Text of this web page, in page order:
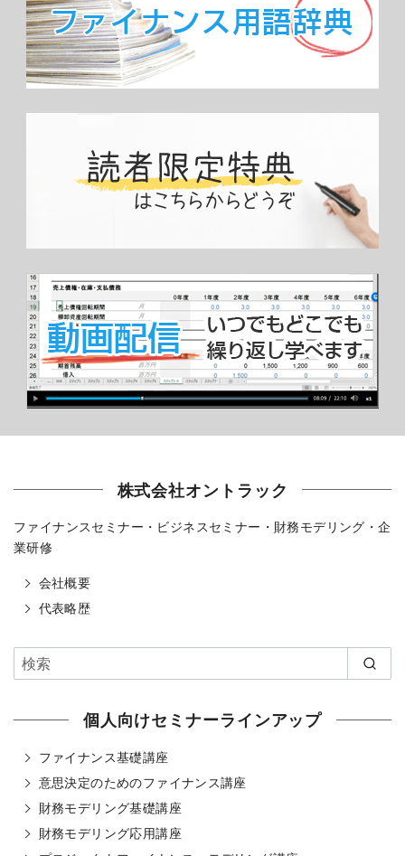
株式会社オントラック
ファイナンスセミナー・ビジネスセミナー・財務モデリング・企
業研修
会社概要
代表略歴
個人向けセミナーラインアップ
ファイナンス基礎講座
意思決定のためのファイナンス講座
財務モデリング基礎講座
財務モデリング応用講座